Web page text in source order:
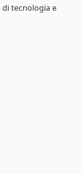
di tecnologia e